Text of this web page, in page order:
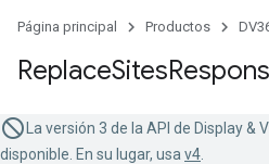
Página principal Productos
ReplaceSites
La versión 3 de la API de Display &
disponible. En su lugar, usa v4